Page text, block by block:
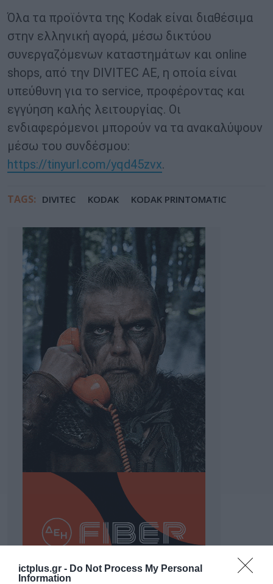
ictplus.gr - Do Not Process My Personal
Information
Όλα τα προϊόντα της Kodak είναι διαθέσιμα
στην ελληνική αγορά, μέσω δικτύου
συνεργαζόμενων καταστημάτων και online
shops, από την DIVITEC AE, η οποία είναι
υπεύθυνη για το service, προφέροντας και
εγγύηση καλής λειτουργίας. Οι
ενδιαφερόμενοι μπορούν να τα ανακαλύψουν
μέσω του συνδέσμου:
https://tinyurl.com/yqd45zvx.
TAGS: DIVITEC KODAK KODAK PRINTOMATIC